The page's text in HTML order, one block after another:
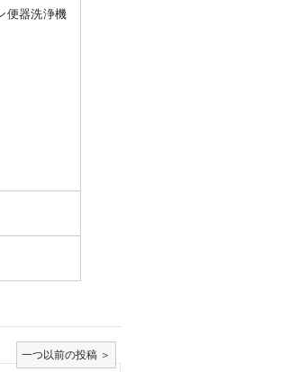
便器洗浄機